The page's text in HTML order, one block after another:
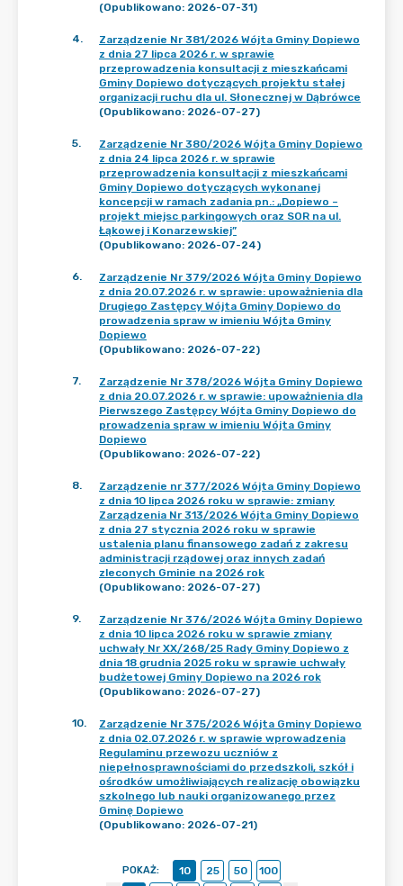
(Opublikowano: 2026-07-31)
4.
Zarządzenie Nr 381/2026 Wójta Gminy Dopiewo
z dnia 27 lipca 2026 r. w sprawie
przeprowadzenia konsultacji z mieszkańcami
Gminy Dopiewo dotyczących projektu stałej
organizacji ruchu dla ul. Słonecznej w Dąbrówce
(Opublikowano: 2026-07-27)
5.
Zarządzenie Nr 380/2026 Wójta Gminy Dopiewo
z dnia 24 lipca 2026 r. w sprawie
przeprowadzenia konsultacji z mieszkańcami
Gminy Dopiewo dotyczących wykonanej
koncepcji w ramach zadania pn.: „Dopiewo –
projekt miejsc parkingowych oraz SOR na ul.
Łąkowej i Konarzewskiej”
(Opublikowano: 2026-07-24)
6.
Zarządzenie Nr 379/2026 Wójta Gminy Dopiewo
z dnia 20.07.2026 r. w sprawie: upoważnienia dla
Drugiego Zastępcy Wójta Gminy Dopiewo do
prowadzenia spraw w imieniu Wójta Gminy
Dopiewo
(Opublikowano: 2026-07-22)
7.
Zarządzenie Nr 378/2026 Wójta Gminy Dopiewo
z dnia 20.07.2026 r. w sprawie: upoważnienia dla
Pierwszego Zastępcy Wójta Gminy Dopiewo do
prowadzenia spraw w imieniu Wójta Gminy
Dopiewo
(Opublikowano: 2026-07-22)
8.
Zarządzenie nr 377/2026 Wójta Gminy Dopiewo
z dnia 10 lipca 2026 roku w sprawie: zmiany
Zarządzenia Nr 313/2026 Wójta Gminy Dopiewo
z dnia 27 stycznia 2026 roku w sprawie
ustalenia planu finansowego zadań z zakresu
administracji rządowej oraz innych zadań
zleconych Gminie na 2026 rok
(Opublikowano: 2026-07-27)
9.
Zarządzenie Nr 376/2026 Wójta Gminy Dopiewo
z dnia 10 lipca 2026 roku w sprawie zmiany
uchwały Nr XX/268/25 Rady Gminy Dopiewo z
dnia 18 grudnia 2025 roku w sprawie uchwały
budżetowej Gminy Dopiewo na 2026 rok
(Opublikowano: 2026-07-27)
10.
Zarządzenie Nr 375/2026 Wójta Gminy Dopiewo
z dnia 02.07.2026 r. w sprawie wprowadzenia
Regulaminu przewozu uczniów z
niepełnosprawnościami do przedszkoli, szkół i
ośrodków umożliwiających realizację obowiązku
szkolnego lub nauki organizowanego przez
Gminę Dopiewo
(Opublikowano: 2026-07-21)
POKAŻ: 10 25 50
100